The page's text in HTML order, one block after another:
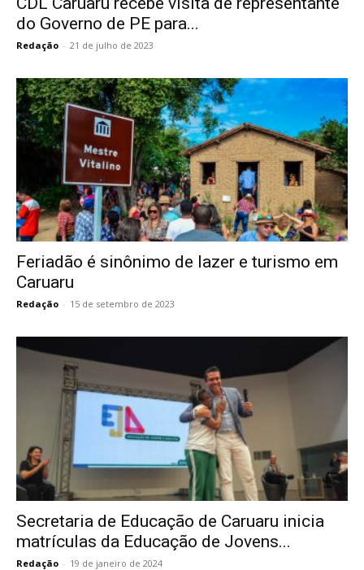
do Governo de PE para...
Redação - 21 de julho de 2023
Feriadão é sinônimo de lazer e turismo em
Caruaru
Redação - 15 de setembro de 2023
Secretaria de Educação de Caruaru inicia
matrículas da Educação de Jovens...
Redação - 19 de janeiro de 2024